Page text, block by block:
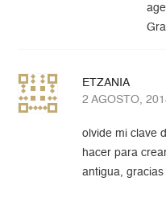
ETZANIA
2 AGOSTO,
olvide mi clave
hacer para
antigua, gracias